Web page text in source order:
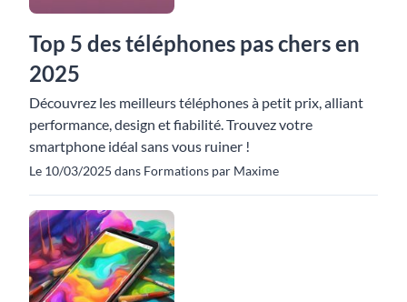
Top 5 des téléphones pas chers en
2025
Découvrez les meilleurs téléphones à petit prix, alliant
performance, design et fiabilité. Trouvez votre
smartphone idéal sans vous ruiner !
Le 10/03/2025 dans Formations par Maxime